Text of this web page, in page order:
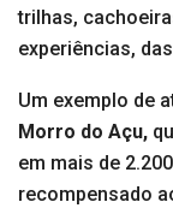
trilhas,
experiências,
Um exemplo de
Morro do Açu,
em mais de
recompensado